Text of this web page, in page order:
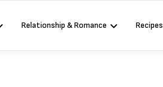
Relationship & Romance Recipes